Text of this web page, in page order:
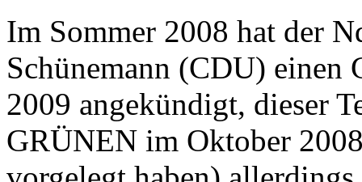
Im Sommer 2008 hat der
Schünemann (CDU) einen
2009 angekündigt, dieser
GRÜNEN im Oktober